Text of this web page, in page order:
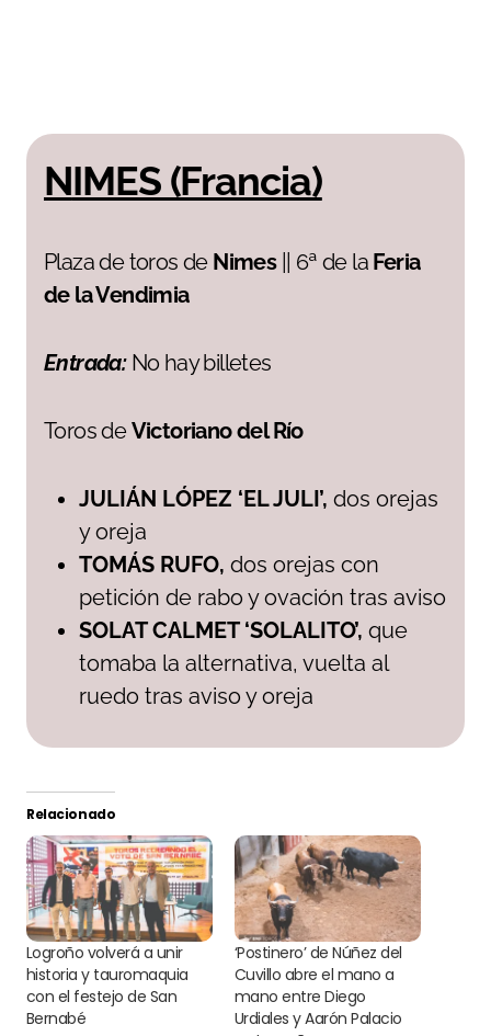
NIMES (Francia)
Plaza de toros de Nimes|| 6ª de la Feria
de la Vendimia
Entrada: No hay billetes
Toros deVictoriano del Río
JULIÁN LÓPEZ ‘EL JULI’, dos orejas
y oreja
TOMÁS RUFO, dos orejas con
petición de rabo y ovación tras aviso
SOLAT CALMET ‘SOLALITO’, que
tomaba la alternativa, vuelta al
ruedo tras aviso y oreja
Relacionado
Logroño volverá a unir
historia y tauromaquia
con el festejo de San
Bernabé
‘Postinero’ de Núñez del
Cuvillo abre el mano a
mano entre Diego
Urdiales y Aarón Palacio